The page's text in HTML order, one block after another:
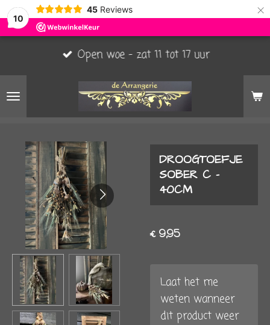
10
45 Reviews ×
Open woe - zat 11 tot 17 uur
DROOGTOEFJE
SOBER C -
40CM
€ 9,95
Laat het me
weten wanneer
dit product weer